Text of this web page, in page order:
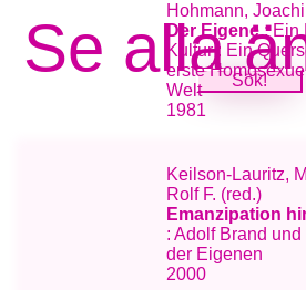
Se alla
Hohmann,
Der Eigene: Ein
Kultur : Ein
erste
Welt
1981
Keilson-Lauritz,
Rolf F. (red.)
Emanzipation
: Adolf Brand
der Eigenen
2000